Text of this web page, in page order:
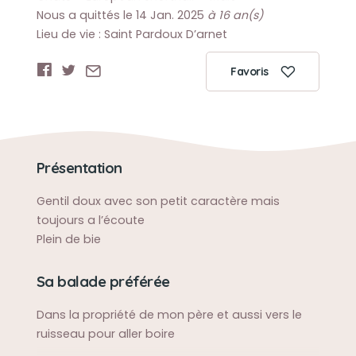
Nous a quittés le 14 Jan. 2025 à 16 an(s)
Lieu de vie : Saint Pardoux D’arnet
Favoris
Présentation
Gentil doux avec son petit caractère mais
toujours a l’écoute
Plein de bie
Sa balade préférée
Dans la propriété de mon père et aussi vers le
ruisseau pour aller boire